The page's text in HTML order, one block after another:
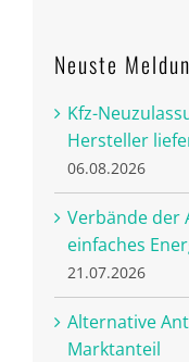
Neuste
Kfz-
Hersteller
06.08.2026
Verbände
einfaches
21.07.2026
Alternative
Marktanteil